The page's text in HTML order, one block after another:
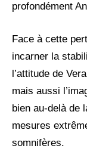
profondément
Face à cette
incarner la
l’attitude de
mais aussi
bien au-delà de
mesures
somnifères.